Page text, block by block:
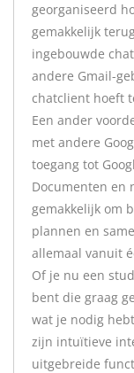
georganiseerd
gemakkelijk
ingebouwde
andere Gmail-
chatclient hoeft
Een ander
met andere
toegang tot
Documenten en
gemakkelijk om
plannen en
allemaal vanuit
Of je nu een
bent die graag
wat je nodig
zijn intuïtieve
uitgebreide